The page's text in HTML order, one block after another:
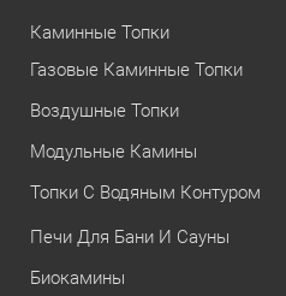
Каминные Топки
Газовые Каминные Топки
Воздушные Топки
Модульные Камины
Топки С Водяным Контуром
Печи Для Бани И Сауны
Биокамины